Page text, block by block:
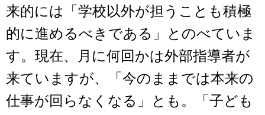
来的には「学校以外が担うことも積極
的に進めるべきである」とのべていま
す。現在、月に何回かは外部指導者が
来ていますが、「今のままでは本来の
仕事が回らなくなる」とも。「子ども